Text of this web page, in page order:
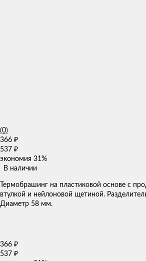
(0)
366 ₽
537 ₽
экономия 31%
В наличии
​Термобрашинг на пластиковой основе с
втулкой и нейлоновой щетиной.
Диаметр 58 мм​​.
366 ₽
537 ₽